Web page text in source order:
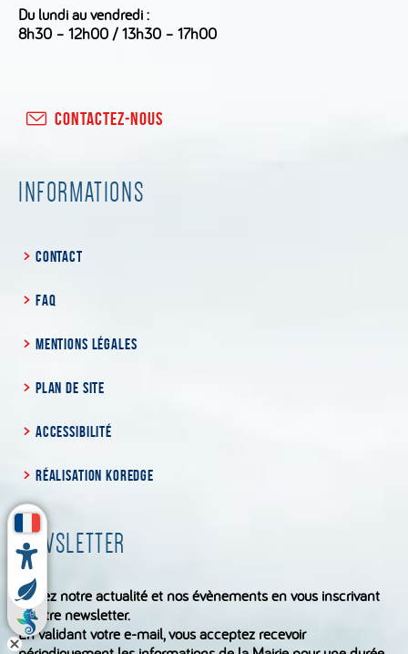
Du lundi au vendredi :
8h30 – 12h00 / 13h30 – 17h00
CONTACTEZ-NOUS
INFORMATIONS
CONTACT
FAQ
MENTIONS LÉGALES
PLAN DE SITE
ACCESSIBILITÉ
RÉALISATION KOREDGE
NEWSLETTER
Suivez notre actualité et nos évènements en vous inscrivant
à notre newsletter.
En validant votre e-mail, vous acceptez recevoir